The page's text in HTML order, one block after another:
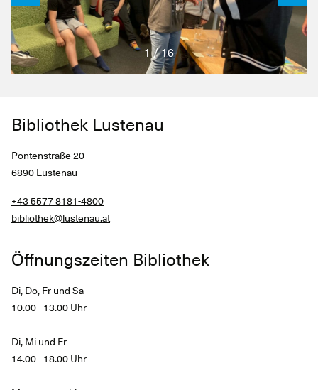
1 / 16
Bibliothek Lustenau
Pontenstraße 20
6890 Lustenau
+43 5577 8181-4800
bibliothek@lustenau.at
Öffnungszeiten Bibliothek
Di, Do, Fr und Sa
10.00 - 13.00 Uhr
Di, Mi und Fr
14.00 - 18.00 Uhr